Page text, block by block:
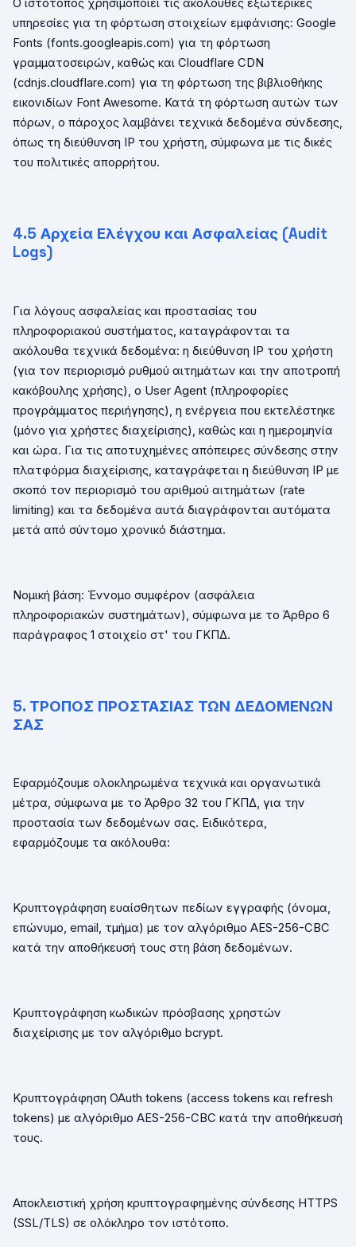
Ο ιστότοπος χρησιμοποιεί τις ακόλουθες εξωτερικές
υπηρεσίες για τη φόρτωση στοιχείων εμφάνισης: Google
Fonts (fonts.googleapis.com) για τη φόρτωση
γραμματοσειρών, καθώς και Cloudflare CDN
(cdnjs.cloudflare.com) για τη φόρτωση της βιβλιοθήκης
εικονιδίων Font Awesome. Κατά τη φόρτωση αυτών των
πόρων, ο πάροχος λαμβάνει τεχνικά δεδομένα σύνδεσης,
όπως τη διεύθυνση IP του χρήστη, σύμφωνα με τις δικές
του πολιτικές απορρήτου.
4.5 Αρχεία Ελέγχου και Ασφαλείας (Audit
Logs)
Για λόγους ασφαλείας και προστασίας του
πληροφοριακού συστήματος, καταγράφονται τα
ακόλουθα τεχνικά δεδομένα: η διεύθυνση IP του χρήστη
(για τον περιορισμό ρυθμού αιτημάτων και την αποτροπή
κακόβουλης χρήσης), ο User Agent (πληροφορίες
προγράμματος περιήγησης), η ενέργεια που εκτελέστηκε
(μόνο για χρήστες διαχείρισης), καθώς και η ημερομηνία
και ώρα. Για τις αποτυχημένες απόπειρες σύνδεσης στην
πλατφόρμα διαχείρισης, καταγράφεται η διεύθυνση IP με
σκοπό τον περιορισμό του αριθμού αιτημάτων (rate
limiting) και τα δεδομένα αυτά διαγράφονται αυτόματα
μετά από σύντομο χρονικό διάστημα.
Νομική βάση: Έννομο συμφέρον (ασφάλεια
πληροφοριακών συστημάτων), σύμφωνα με το Άρθρο 6
παράγραφος 1 στοιχείο στ' του ΓΚΠΔ.
5. ΤΡΟΠΟΣ ΠΡΟΣΤΑΣΙΑΣ ΤΩΝ ΔΕΔΟΜΕΝΩΝ
ΣΑΣ
Εφαρμόζουμε ολοκληρωμένα τεχνικά και οργανωτικά
μέτρα, σύμφωνα με το Άρθρο 32 του ΓΚΠΔ, για την
προστασία των δεδομένων σας. Ειδικότερα,
εφαρμόζουμε τα ακόλουθα:
Κρυπτογράφηση ευαίσθητων πεδίων εγγραφής (όνομα,
επώνυμο, email, τμήμα) με τον αλγόριθμο AES-256-CBC
κατά την αποθήκευσή τους στη βάση δεδομένων.
Κρυπτογράφηση κωδικών πρόσβασης χρηστών
διαχείρισης με τον αλγόριθμο bcrypt.
Κρυπτογράφηση OAuth tokens (access tokens και refresh
tokens) με αλγόριθμο AES-256-CBC κατά την αποθήκευσή
τους.
Αποκλειστική χρήση κρυπτογραφημένης σύνδεσης HTTPS
(SSL/TLS) σε ολόκληρο τον ιστότοπο.